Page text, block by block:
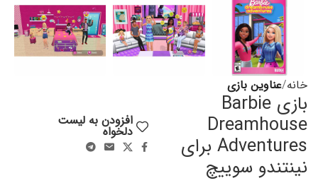
خانه عناوین بازی
بازی Barbie
Dreamhouse
Adventures برای
نینتندو سوییچ
افزودن به لیست
دلخواه